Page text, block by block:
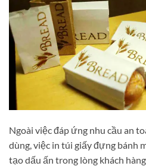
Ngoài việc đáp ứng nhu cầu an
dùng, việc in túi giấy đựng bánh
tạo dấu ấn trong lòng khách